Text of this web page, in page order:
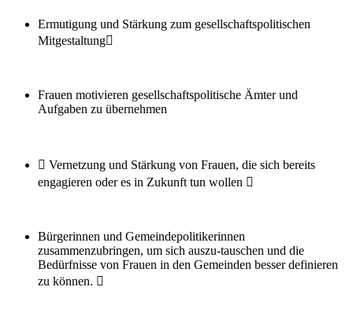
Ermutigung und Stärkung zum gesellschaftspolitischen
Mitgestaltung
Frauen motivieren gesellschaftspolitische Ämter und
Aufgaben zu übernehmen
 Vernetzung und Stärkung von Frauen, die sich bereits
engagieren oder es in Zukunft tun wollen 
Bürgerinnen und Gemeindepolitikerinnen
zusammenzubringen, um sich auszu-tauschen und die
Bedürfnisse von Frauen in den Gemeinden besser definieren
zu können. 